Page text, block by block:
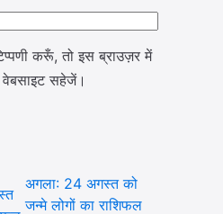
करूँ, तो इस ब्राउज़र में
सहेजें।
अगला: 24 अगस्त को
जन्मे लोगों का राशिफल